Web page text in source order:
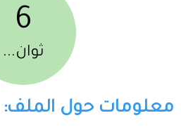
6
ثوان...
معلومات حول الملف: